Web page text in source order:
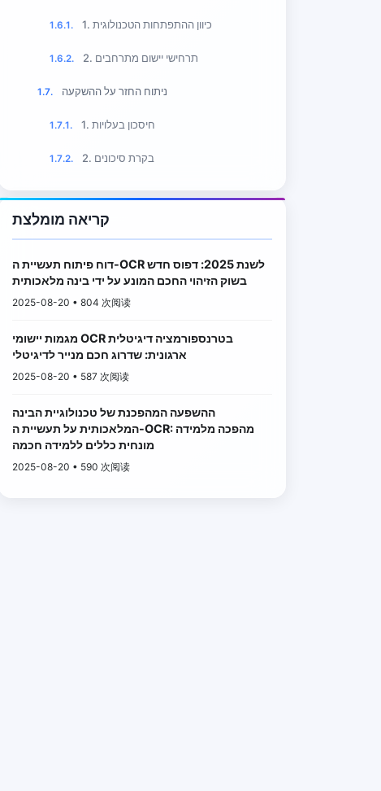
1.6.1. 1. כיוון ההתפתחות הטכנולוגית
1.6.2. 2. תרחישי יישום מתרחבים
1.7. ניתוח החזר על ההשקעה
1.7.1. 1. חיסכון בעלויות
1.7.2. 2. בקרת סיכונים
קריאה מומלצת
דוח פיתוח תעשיית ה-OCR לשנת 2025: דפוס חדש
בשוק הזיהוי החכם המונע על ידי בינה מלאכותית
2025-08-20 • 804 次阅读
מגמות יישומי OCR בטרנספורמציה דיגיטלית
ארגונית: שדרוג חכם מנייר לדיגיטלי
2025-08-20 • 587 次阅读
ההשפעה המהפכנת של טכנולוגיית הבינה
המלאכותית על תעשיית ה-OCR: מהפכה מלמידה
מונחית כללים ללמידה חכמה
2025-08-20 • 590 次阅读